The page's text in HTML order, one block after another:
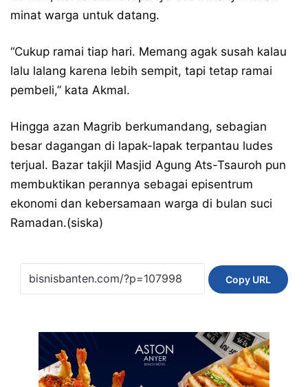
minat warga untuk datang.
“Cukup ramai tiap hari. Memang agak susah kalau
lalu lalang karena lebih sempit, tapi tetap ramai
pembeli,” kata Akmal.
Hingga azan Magrib berkumandang, sebagian
besar dagangan di lapak-lapak terpantau ludes
terjual. Bazar takjil Masjid Agung Ats-Tsauroh pun
membuktikan perannya sebagai episentrum
ekonomi dan kebersamaan warga di bulan suci
Ramadan.(siska)
Copy URL